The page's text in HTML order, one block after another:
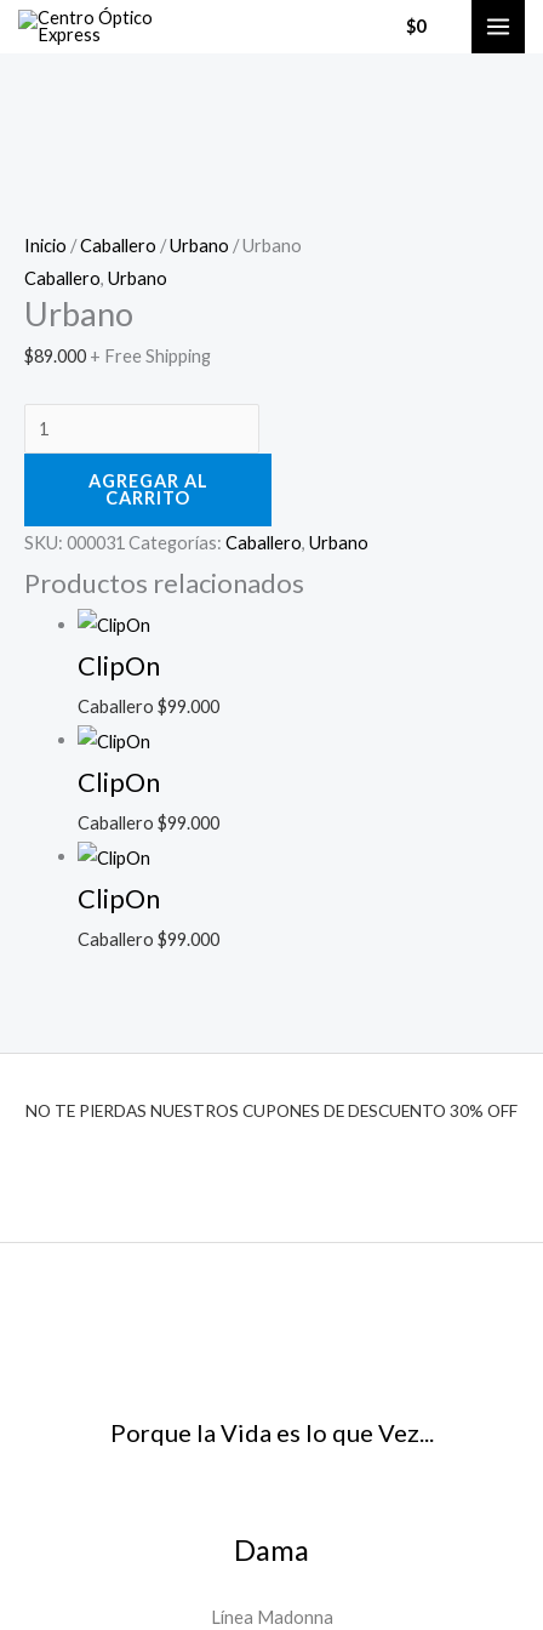
$0
Inicio /Caballero /Urbano / Urbano
Caballero, Urbano
Urbano
$89.000 + Free Shipping
AGREGAR AL
CARRITO
SKU: 000031 Categorías: Caballero, Urbano
Productos relacionados
ClipOn
Caballero $99.000
ClipOn
Caballero $99.000
ClipOn
Caballero $99.000
NO TE PIERDAS NUESTROS CUPONES DE DESCUENTO 30% OFF
Porque la Vida es lo que Vez...
Dama
Línea Madonna